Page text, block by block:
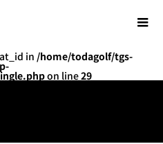
in /home/todagolf/tgs-
on line29